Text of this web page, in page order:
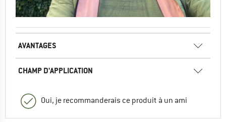
AVANTAGES
CHAMP D'APPLICATION
Oui, je recommanderais ce produit à un ami